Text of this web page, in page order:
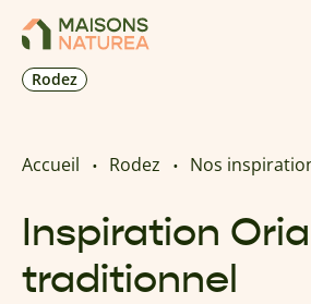
Rodez
Nos offres
Accueil Rodez Nos
Inspiration
traditionnel